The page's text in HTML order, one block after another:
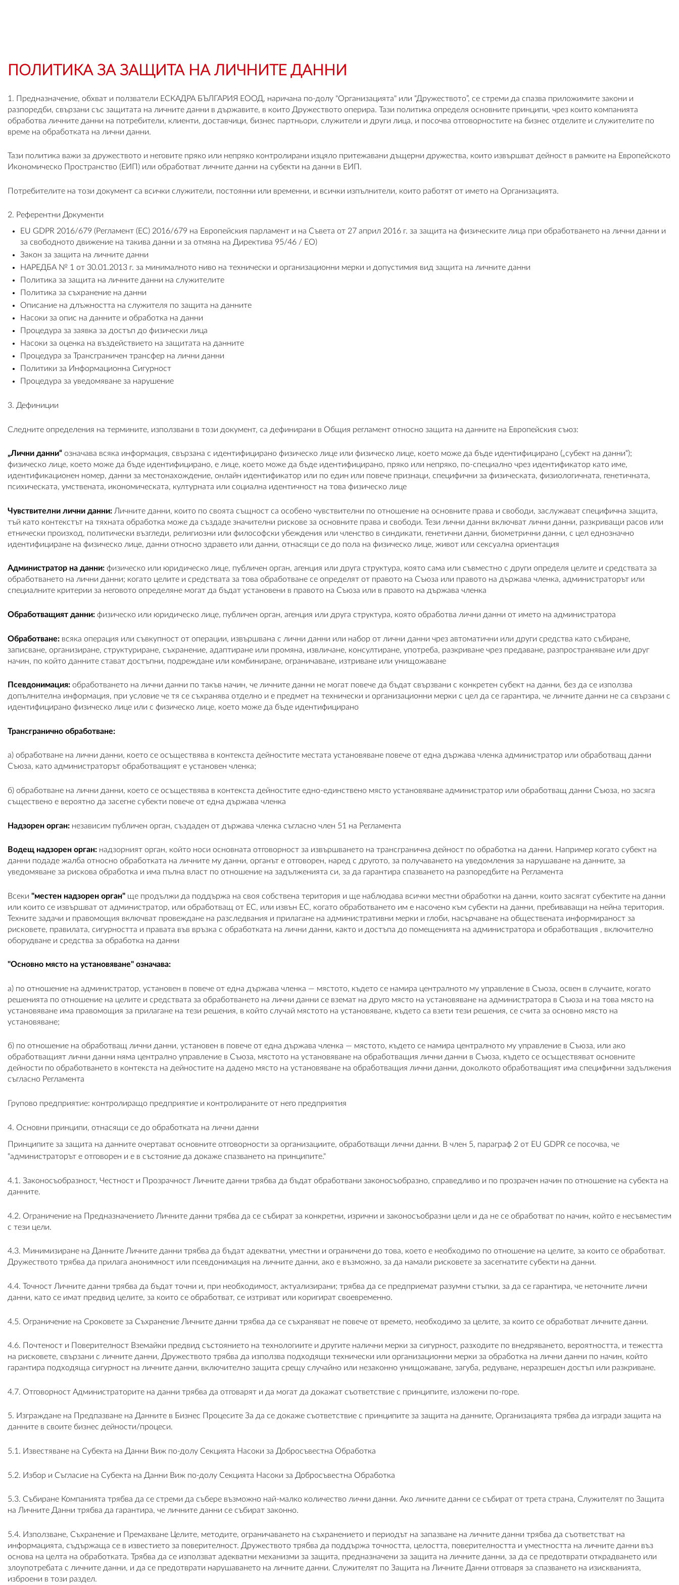
ПОЛИТИКА ЗА ЗАЩИТА НА ЛИЧНИТЕ ДАННИ
1. Предназначение, обхват и ползватели ЕСКАДРА БЪЛГАРИЯ ЕООД, наричана по-долу "Организацията" или “Дружеството”, се стреми да спазва приложимите закони и
разпоредби, свързани със защитата на личните данни в държавите, в които Дружеството оперира. Тази политика определя основните принципи, чрез които компанията
обработва личните данни на потребители, клиенти, доставчици, бизнес партньори, служители и други лица, и посочва отговорностите на бизнес отделите и служителите по
време на обработката на лични данни.
Тази политика важи за дружеството и неговите пряко или непряко контролирани изцяло притежавани дъщерни дружества, които извършват дейност в рамките на Европейското
Икономическо Пространство (ЕИП) или обработват личните данни на субекти на данни в ЕИП.
Потребителите на този документ са всички служители, постоянни или временни, и всички изпълнители, които работят от името на Организацията.
2. Референтни Документи
EU GDPR 2016/679 (Регламент (ЕС) 2016/679 на Европейския парламент и на Съвета от 27 април 2016 г. за защита на физическите лица при обработването на лични данни и
за свободното движение на такива данни и за отмяна на Директива 95/46 / ЕО)
Закон за защита на личните данни
НАРЕДБА № 1 от 30.01.2013 г. за минималното ниво на технически и организационни мерки и допустимия вид защита на личните данни
Политика за защита на личните данни на служителите
Политика за съхранение на данни
Описание на длъжността на служителя по защита на данните
Насоки за опис на данните и обработка на данни
Процедура за заявка за достъп до физически лица
Насоки за оценка на въздействието на защитата на данните
Процедура за Трансграничен трансфер на лични данни
Политики за Информационна Сигурност
Процедура за уведомяване за нарушение
3. Дефиниции
Следните определения на термините, използвани в този документ, са дефинирани в Общия регламент относно защита на данните на Европейския съюз:
„Лични данни“ означава всяка информация, свързана с идентифицирано физическо лице или физическо лице, което може да бъде идентифицирано („субект на данни“);
физическо лице, което може да бъде идентифицирано, е лице, което може да бъде идентифицирано, пряко или непряко, по-специално чрез идентификатор като име,
идентификационен номер, данни за местонахождение, онлайн идентификатор или по един или повече признаци, специфични за физическата, физиологичната, генетичната,
психическата, умствената, икономическата, културната или социална идентичност на това физическо лице
Чувствителни лични данни: Личните данни, които по своята същност са особено чувствителни по отношение на основните права и свободи, заслужават специфична защита,
тъй като контекстът на тяхната обработка може да създаде значителни рискове за основните права и свободи. Тези лични данни включват лични данни, разкриващи расов или
етнически произход, политически възгледи, религиозни или философски убеждения или членство в синдикати, генетични данни, биометрични данни, с цел еднозначно
идентифициране на физическо лице, данни относно здравето или данни, отнасящи се до пола на физическо лице, живот или сексуална ориентация
Администратор на данни: физическо или юридическо лице, публичен орган, агенция или друга структура, която сама или съвместно с други определя целите и средствата за
обработването на лични данни; когато целите и средствата за това обработване се определят от правото на Съюза или правото на държава членка, администраторът или
специалните критерии за неговото определяне могат да бъдат установени в правото на Съюза или в правото на държава членка
Обработващият данни: физическо или юридическо лице, публичен орган, агенция или друга структура, която обработва лични данни от името на администратора
Обработване: всяка операция или съвкупност от операции, извършвана с лични данни или набор от лични данни чрез автоматични или други средства като събиране,
записване, организиране, структуриране, съхранение, адаптиране или промяна, извличане, консултиране, употреба, разкриване чрез предаване, разпространяване или друг
начин, по който данните стават достъпни, подреждане или комбиниране, ограничаване, изтриване или унищожаване
Псевдонимация: обработването на лични данни по такъв начин, че личните данни не могат повече да бъдат свързвани с конкретен субект на данни, без да се използва
допълнителна информация, при условие че тя се съхранява отделно и е предмет на технически и организационни мерки с цел да се гарантира, че личните данни не са свързани с
идентифицирано физическо лице или с физическо лице, което може да бъде идентифицирано
Трансгранично обработване:
a) обработване на лични данни, което се осъществява в контекста дейностите местата установяване повече от една държава членка администратор или обработващ данни
Съюза, като администраторът обработващият е установен членка;
б) обработване на лични данни, което се осъществява в контекста дейностите едно-единствено място установяване администратор или обработващ данни Съюза, но засяга
съществено е вероятно да засегне субекти повече от една държава членка
Надзорен орган: независим публичен орган, създаден от държава членка съгласно член 51 на Регламента
Водещ надзорен орган: надзорният орган, който носи основната отговорност за извършването на трансгранична дейност по обработка на данни. Например когато субект на
данни подаде жалба относно обработката на личните му данни, органът е отговорен, наред с другото, за получаването на уведомления за нарушаване на данните, за
уведомяване за рискова обработка и има пълна власт по отношение на задълженията си, за да гарантира спазването на разпоредбите на Регламента
Всеки "местен надзорен орган" ще продължи да поддържа на своя собствена територия и ще наблюдава всички местни обработки на данни, които засягат субектите на данни
или които се извършват от администратор, или обработващ от ЕС, или извън ЕС, когато обработването им е насочено към субекти на данни, пребиваващи на нейна територия.
Техните задачи и правомощия включват провеждане на разследвания и прилагане на административни мерки и глоби, насърчаване на обществената информираност за
рисковете, правилата, сигурността и правата във връзка с обработката на лични данни, както и достъпа до помещенията на администратора и обработващия , включително
оборудване и средства за обработка на данни
"Основно място на установяване" означава:
а) по отношение на администратор, установен в повече от една държава членка — мястото, където се намира централното му управление в Съюза, освен в случаите, когато
решенията по отношение на целите и средствата за обработването на лични данни се вземат на друго място на установяване на администратора в Съюза и на това място на
установяване има правомощия за прилагане на тези решения, в който случай мястото на установяване, където са взети тези решения, се счита за основно място на
установяване;
б) по отношение на обработващ лични данни, установен в повече от една държава членка — мястото, където се намира централното му управление в Съюза, или ако
обработващият лични данни няма централно управление в Съюза, мястото на установяване на обработващия лични данни в Съюза, където се осъществяват основните
дейности по обработването в контекста на дейностите на дадено място на установяване на обработващия лични данни, доколкото обработващият има специфични задължения
съгласно Регламента
Групово предприятие: контролиращо предприятие и контролираните от него предприятия
4. Основни принципи, отнасящи се до обработката на лични данни
Принципите за защита на данните очертават основните отговорности за организациите, обработващи лични данни. В член 5, параграф 2 от EU GDPR се посочва, че
"администраторът е отговорен и е в състояние да докаже спазването на принципите."
4.1. Законосъобразност, Честност и Прозрачност Личните данни трябва да бъдат обработвани законосъобразно, справедливо и по прозрачен начин по отношение на субекта на
данните.
4.2. Ограничение на Предназначението Личните данни трябва да се събират за конкретни, изрични и законосъобразни цели и да не се обработват по начин, който е несъвместим
с тези цели.
4.3. Минимизиране на Данните Личните данни трябва да бъдат адекватни, уместни и ограничени до това, което е необходимо по отношение на целите, за които се обработват.
Дружеството трябва да прилага анонимност или псевдонимация на личните данни, ако е възможно, за да намали рисковете за засегнатите субекти на данни.
4.4. Точност Личните данни трябва да бъдат точни и, при необходимост, актуализирани; трябва да се предприемат разумни стъпки, за да се гарантира, че неточните лични
данни, като се имат предвид целите, за които се обработват, се изтриват или коригират своевременно.
4.5. Ограничение на Сроковете за Съхранение Личните данни трябва да се съхраняват не повече от времето, необходимо за целите, за които се обработват личните данни.
4.6. Почтеност и Поверителност Вземайки предвид състоянието на технологиите и другите налични мерки за сигурност, разходите по внедряването, вероятността, и тежестта
на рисковете, свързани с личните данни, Дружеството трябва да използва подходящи технически или организационни мерки за обработка на лични данни по начин, който
гарантира подходяща сигурност на личните данни, включително защита срещу случайно или незаконно унищожаване, загуба, редуване, неразрешен достъп или разкриване.
4.7. Отговорност Администраторите на данни трябва да отговарят и да могат да докажат съответствие с принципите, изложени по-горе.
5. Изграждане на Предпазване на Данните в Бизнес Процесите За да се докаже съответствие с принципите за защита на данните, Организацията трябва да изгради защита на
данните в своите бизнес дейности/процеси.
5.1. Известяване на Субекта на Данни Виж по-долу Секцията Насоки за Добросъвестна Обработка
5.2. Избор и Съгласие на Субекта на Данни Виж по-долу Секцията Насоки за Добросъвестна Обработка
5.3. Събиране Компанията трябва да се стреми да събере възможно най-малко количество лични данни. Ако личните данни се събират от трета страна, Служителят по Защита
на Личните Данни трябва да гарантира, че личните данни се събират законно.
5.4. Използване, Съхранение и Премахване Целите, методите, ограничаването на съхранението и периодът на запазване на личните данни трябва да съответстват на
информацията, съдържаща се в известието за поверителност. Дружеството трябва да поддържа точността, целостта, поверителността и уместността на личните данни въз
основа на целта на обработката. Трябва да се използват адекватни механизми за защита, предназначени за защита на личните данни, за да се предотврати открадването или
злоупотребата с личните данни, и да се предотврати нарушаването на личните данни. Служителят по Защита на Личните Данни отговаря за спазването на изискванията,
изброени в този раздел.